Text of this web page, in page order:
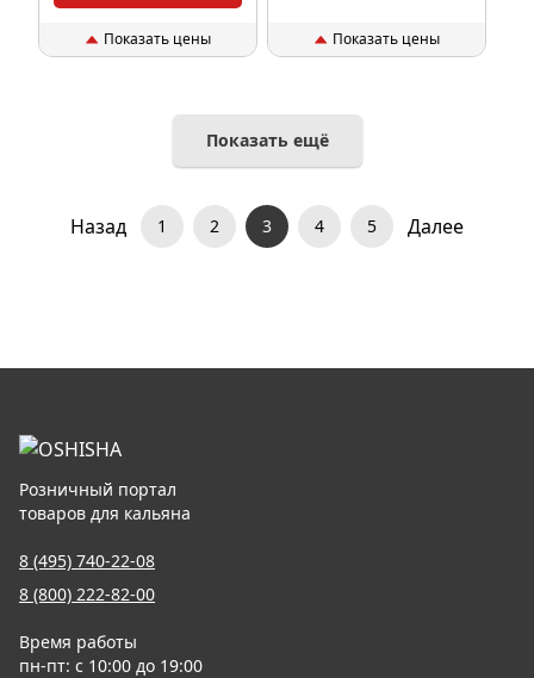
Показать цены Показать цены
Показать ещё
Назад 1 2 3 4 5 Далее
Розничный портал
товаров для кальяна
8 (495) 740-22-08
8 (800) 222-82-00
Время работы
пн-пт: с 10:00 до 19:00